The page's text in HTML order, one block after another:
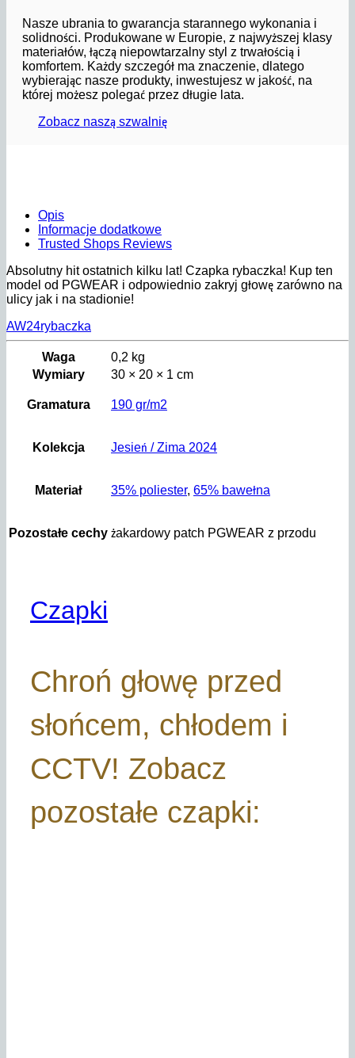
Nasze ubrania to gwarancja starannego wykonania i
solidności. Produkowane w Europie, z najwyższej klasy
materiałów, łączą niepowtarzalny styl z trwałością i
komfortem. Każdy szczegół ma znaczenie, dlatego
wybierając nasze produkty, inwestujesz w jakość, na
której możesz polegać przez długie lata.
Zobacz naszą szwalnię
Opis
Informacje dodatkowe
Trusted Shops Reviews
Absolutny hit ostatnich kilku lat! Czapka rybaczka! Kup ten
model od PGWEAR i odpowiednio zakryj głowę zarówno na
ulicy jak i na stadionie!
AW24rybaczka
Waga
0,2 kg
Wymiary
30 × 20 × 1 cm
Gramatura 190 gr/m2
Kolekcja Jesień / Zima 2024
Materiał 35% poliester, 65% bawełna
Pozostałe cechy żakardowy patch PGWEAR z przodu
Czapki
Chroń głowę przed
słońcem, chłodem i
CCTV! Zobacz
pozostałe czapki: